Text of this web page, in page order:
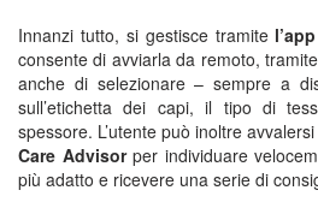
Innanzi tutto, si gestisce tramite
consente di avviarla da remoto,
anche di selezionare – sempre a
sull’etichetta dei capi, il tipo di
spessore. L’utente può inoltre avvalersi
Care Advisorper individuare
più adatto e ricevere una serie di